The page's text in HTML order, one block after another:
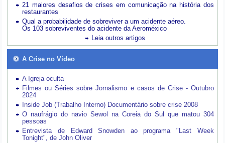
21 maiores desafios de crises em comunicação na história dos
restaurantes
Qual a probabilidade de sobreviver a um acidente aéreo.
Os 103 sobreviventes do acidente da Aeroméxico
Leia outros artigos
A Crise no Vídeo
A Igreja oculta
Filmes ou Séries sobre Jornalismo e casos de Crise - Outubro
2024
Inside Job (Trabalho Interno) Documentário sobre crise 2008
O naufrágio do navio Sewol na Coreia do Sul que matou 304
pessoas
Entrevista de Edward Snowden ao programa "Last Week
Tonight", de John Oliver